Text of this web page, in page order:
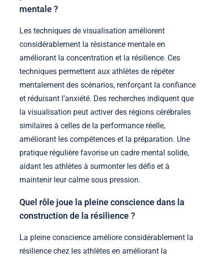
mentale ?
Les techniques de visualisation améliorent
considérablement la résistance mentale en
améliorant la concentration et la résilience. Ces
techniques permettent aux athlètes de répéter
mentalement des scénarios, renforçant la confiance
et réduisant l’anxiété. Des recherches indiquent que
la visualisation peut activer des régions cérébrales
similaires à celles de la performance réelle,
améliorant les compétences et la préparation. Une
pratique régulière favorise un cadre mental solide,
aidant les athlètes à surmonter les défis et à
maintenir leur calme sous pression.
Quel rôle joue la pleine conscience dans la
construction de la résilience ?
La pleine conscience améliore considérablement la
résilience chez les athlètes en améliorant la